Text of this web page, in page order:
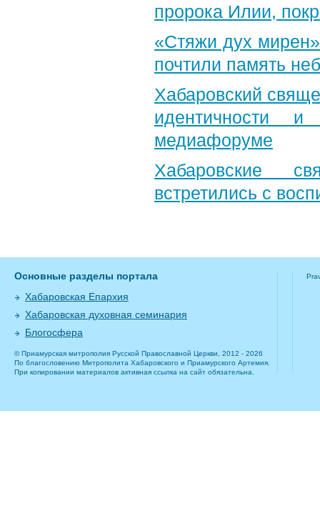
пророка Илии,
«Стяжи дух
почтили память
Хабаровский
идентичности
медиафоруме
Хабаровские
встретились с
Основные разделы портала
Хабаровская Епархия
Хабаровская духовная семинария
Блогосфера
© Приамурская митрополия Русской Православной Церкви, 2012 - 2026
По благословению Митрополита Хабаровского и Приамурского Артемия.
При копировании материалов активная ссылка на сайт обязательна.